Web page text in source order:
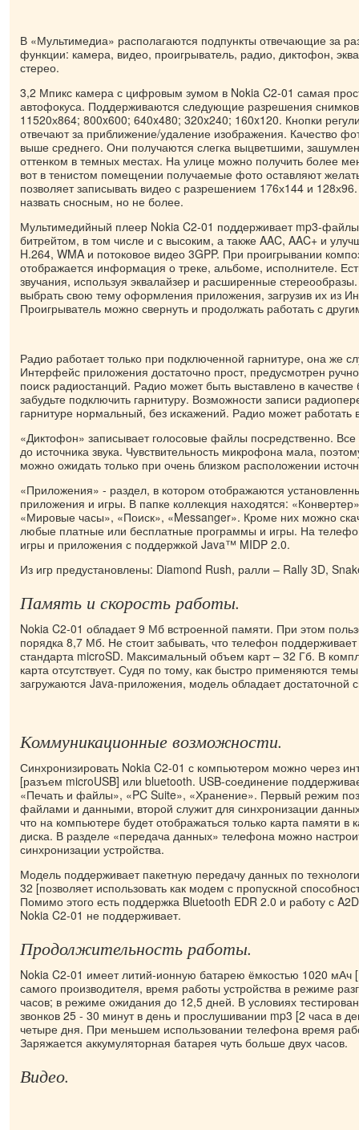
В «Мультимедиа» располагаются подпункты отвечающие за
функции: камера, видео, проигрыватель, радио, диктофон,
стерео.
3,2 Мпикс камера с цифровым зумом в Nokia C2-01 самая
автофокуса. Поддерживаются следующие разрешения
11520х864; 800x600; 640x480; 320x240; 160x120. Кнопки
отвечают за приближение/удаление изображения. Качество
выше среднего. Они получаются слегка выцветшими,
оттенком в темных местах. На улице можно получить более
вот в тенистом помещении получаемые фото оставляют
позволяет записывать видео с разрешением 176х144 и
назвать сносным, но не более.
Мультимедийный плеер Nokia C2-01 поддерживает mp3-
битрейтом, в том числе и с высоким, а также AAC, AAC+ и
H.264, WMA и потоковое видео 3GPP. При проигрывании
отображается информация о треке, альбоме, исполнителе.
звучания, используя эквалайзер и расширенные
выбрать свою тему оформления приложения, загрузив их из
Проигрыватель можно свернуть и продолжать работать с
Радио работает только при подключенной гарнитуре, она же
Интерфейс приложения достаточно прост, предусмотрен
поиск радиостанций. Радио может быть выставлено в качестве
забудьте подключить гарнитуру. Возможности записи
гарнитуре нормальный, без искажений. Радио может
«Диктофон» записывает голосовые файлы посредственно. Все
до источника звука. Чувствительность микрофона мала,
можно ожидать только при очень близком расположении
«Приложения» - раздел, в котором отображаются
приложения и игры. В папке коллекция находятся:
«Мировые часы», «Поиск», «Messanger». Кроме них можно
любые платные или бесплатные программы и игры. На
игры и приложения с поддержкой Java™ MIDP 2.0.
Из игр предустановлены: Diamond Rush, ралли – Rally 3D,
Память и скорость работы.
Nokia C2-01 обладает 9 Мб встроенной памяти. При этом
порядка 8,7 Мб. Не стоит забывать, что телефон
стандарта microSD. Максимальный объем карт – 32 Гб. В
карта отсутствует. Судя по тому, как быстро применяются
загружаются Java-приложения, модель обладает достаточной
Коммуникационные возможности.
Синхронизировать Nokia C2-01 с компьютером можно через
[разъем microUSB] или bluetooth. USB-соединение
«Печать и файлы», «PC Suite», «Хранение». Первый режим
файлами и данными, второй служит для синхронизации
что на компьютере будет отображаться только карта памяти в
диска. В разделе «передача данных» телефона можно
синхронизации устройства.
Модель поддерживает пакетную передачу данных по
32 [позволяет использовать как модем с пропускной
Помимо этого есть поддержка Bluetooth EDR 2.0 и работу с
Nokia C2-01 не поддерживает.
Продолжительность работы.
Nokia C2-01 имеет литий-ионную батарею ёмкостью 1020
самого производителя, время работы устройства в режиме
часов; в режиме ожидания до 12,5 дней. В условиях
звонков 25 - 30 минут в день и прослушивании mp3 [2 часа в
четыре дня. При меньшем использовании телефона время
Заряжается аккумуляторная батарея чуть больше двух часов.
Видео.